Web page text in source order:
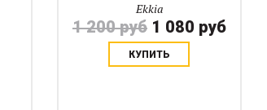
Ekkia
1 200 руб 1 080 руб
КУПИТЬ